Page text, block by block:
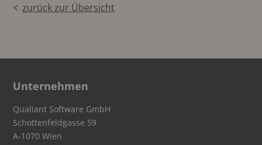
zurück zur Übersicht
Unternehmen
Qualiant Software GmbH
Schottenfeldgasse 59
A-1070 Wien